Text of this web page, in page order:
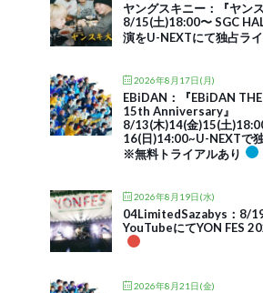
ヤングスキニー：『ヤン
8/15(土)18:00〜 SGC
演をU-NEXTにて独占ラ
2026年8月17日(月)
EBiDAN：『EBiDAN
15th Anniversary』
8/13(木)14(金)15(土
16(日)14:00~U-NEXTで
※無料トライアルあり
2026年8月19日(水)
04LimitedSazabys：8/
YouTubeにてYON FES
2026年8月21日(金)